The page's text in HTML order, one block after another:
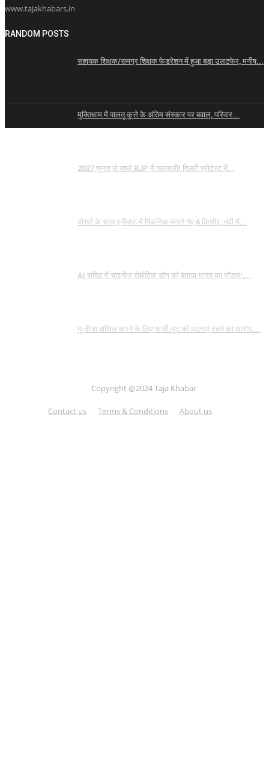
www.tajakhabars.in
RANDOM POSTS
सहायक शिक्षक/समग्र शिक्षक फेडरेशन में हुआ बड़ा उलटफेर, मनीष...
मुक्तिधाम में पालतू कुत्ते के अंतिम संस्कार पर बवाल, परिवार...
2027 चुनाव से पहले BJP में खलबली! दिल्ली प्रोटेस्ट में...
दोस्तों के साथ एनीकट में पिकनिक मनाने गए 6 किशोर, नदी में...
AI समिट में चाइनीज रोबोटिक डॉग को बताया भारत का मॉडल!,...
यू-वीजा हासिल करने के लिए फर्जी लूट की घटनाएं रचने का आरोप,...
Copyright @2024 Taja Khabar
Contact us Terms & Conditions About us